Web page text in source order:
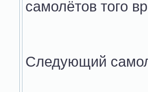
самолётов того
Следующий